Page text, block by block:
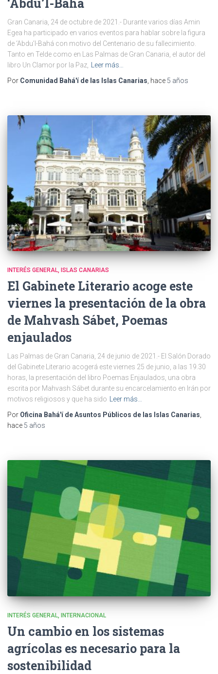
Gran Canaria, 24 de octubre de 2021.- Durante varios días Amin
Egea ha participado en varios eventos para hablar sobre la figura
de ‘Abdu’l-Bahá con motivo del Centenario de su fallecimiento.
Tanto en Telde como en Las Palmas de Gran Canaria, el autor del
libro Un Clamor por la Paz,
Leer más…
Por Comunidad Bahá'í de las Islas Canarias , hace 5 años
INTERÉS GENERAL ISLAS CANARIAS
El Gabinete Literario acoge este
viernes la presentación de la obra
de Mahvash Sábet, Poemas
enjaulados
Las Palmas de Gran Canaria, 24 de junio de 2021.- El Salón Dorado
del Gabinete Literario acogerá este viernes 25 de junio, a las 19.30
horas, la presentación del libro Poemas Enjaulados, una obra
escrita por Mahvash Sábet durante su encarcelamiento en Irán por
motivos religiosos y que ha sido Leer más…
Por Oficina Bahá'í de Asuntos Públicos de las Islas Canarias,
hace 5 años
INTERÉS GENERAL INTERNACIONAL
Un cambio en los sistemas
agrícolas es necesario para la
sostenibilidad